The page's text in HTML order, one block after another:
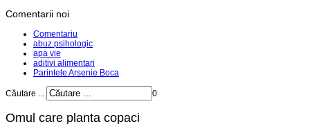
Comentarii noi
Comentariu
abuz psihologic
apa vie
aditivi alimentari
Parintele Arsenie Boca
Căutare ... 0
Omul care planta copaci